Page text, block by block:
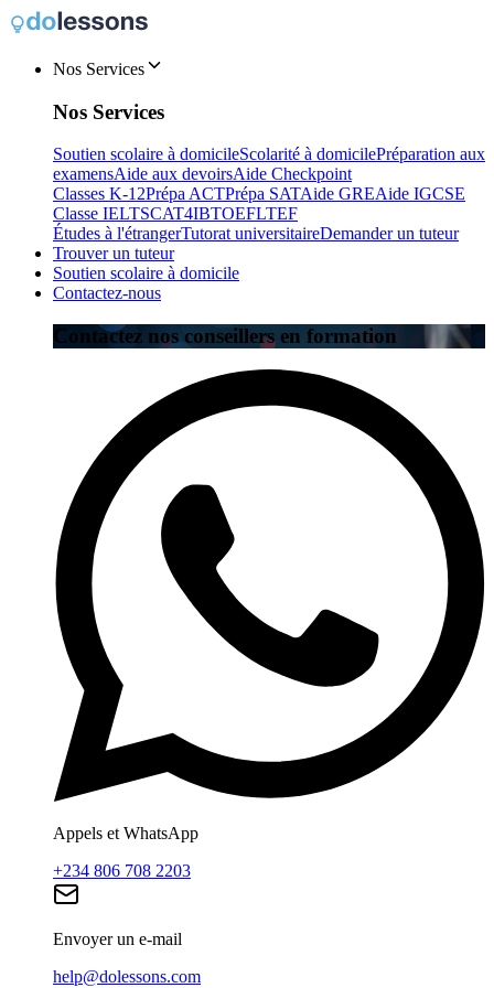
Nos Services
Nos Services
Soutien scolaire à domicileScolarité à domicilePréparation aux
examensAide aux devoirsAide Checkpoint
Classes K-12Prépa ACTPrépa SATAide GREAide IGCSE
Classe IELTSCAT4IBTOEFLTEF
Études à l'étrangerTutorat universitaireDemander un tuteur
Trouver un tuteur
Soutien scolaire à domicile
Contactez-nous
Contactez nos conseillers en formation
Appels et WhatsApp
+234 806 708 2203
Envoyer un e-mail
help@dolessons.com